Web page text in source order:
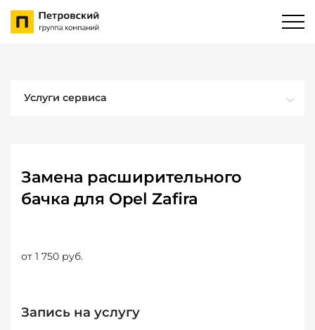
Услуги сервиса
Замена расширительного
бачка для Opel Zafira
от 1 750 руб.
Запись на услугу